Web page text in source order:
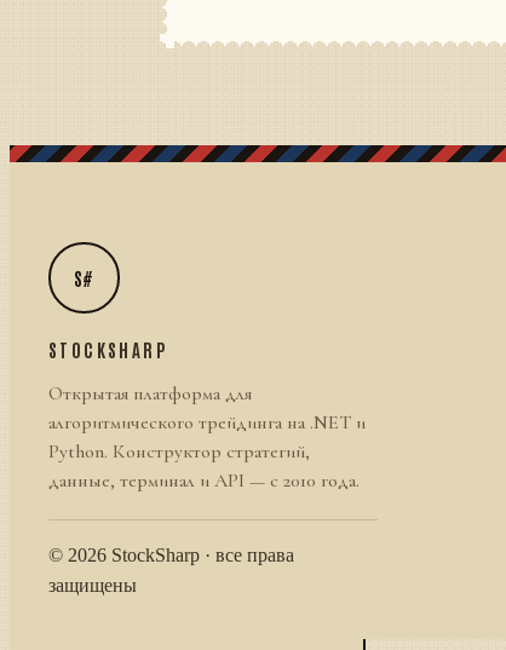
S#
STOCKSHARP
Открытая платформа для
алгоритмического трейдинга на .NET и
Python. Конструктор стратегий,
данные, терминал и API — с 2010 года.
© 2026 StockSharp · все права
защищены